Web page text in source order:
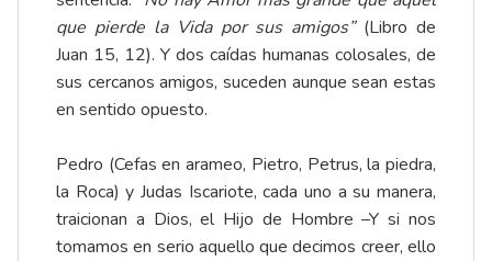
que pierde la Vida por sus amigos”(Libro de
Juan 15, 12). Y dos caídas humanas colosales, de
sus cercanos amigos, suceden aunque sean estas
en sentido opuesto.
Pedro (Cefas en arameo, Pietro, Petrus, la piedra,
la Roca) y Judas Iscariote, cada uno a su manera,
traicionan a Dios, el Hijo de Hombre –Y si nos
tomamos en serio aquello que decimos creer, ello